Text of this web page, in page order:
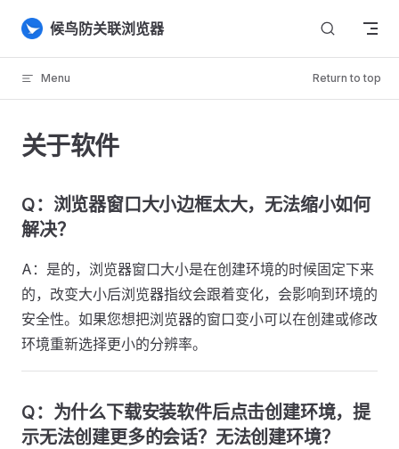
Skip to content
候鸟防关联浏览器
Menu Return to top
关于软件
Q：浏览器窗口大小边框太大，无法缩小如何
解决？
A：是的，浏览器窗口大小是在创建环境的时候固定下来
的，改变大小后浏览器指纹会跟着变化，会影响到环境的
安全性。如果您想把浏览器的窗口变小可以在创建或修改
环境重新选择更小的分辨率。
Q：为什么下载安装软件后点击创建环境，提
示无法创建更多的会话？无法创建环境？